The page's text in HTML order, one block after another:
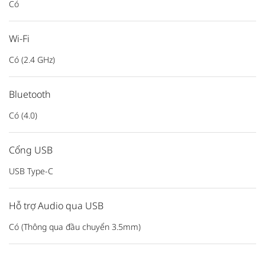
Có
Wi-Fi
Có (2.4 GHz)
Bluetooth
Có (4.0)
Cổng USB
USB Type-C
Hỗ trợ Audio qua USB
Có (Thông qua đầu chuyển 3.5mm)